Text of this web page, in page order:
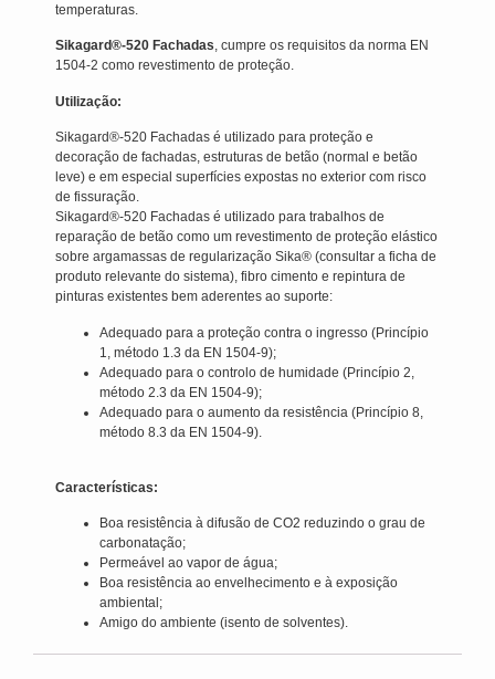
temperaturas.
Sikagard®-520 Fachadas, cumpre os requisitos da norma EN
1504-2 como revestimento de proteção.
Utilização:
Sikagard®-520 Fachadas é utilizado para proteção e
decoração de fachadas, estruturas de betão (normal e betão
leve) e em especial superfícies expostas no exterior com risco
de fissuração.
Sikagard®-520 Fachadas é utilizado para trabalhos de
reparação de betão como um revestimento de proteção elástico
sobre argamassas de regularização Sika® (consultar a ficha de
produto relevante do sistema), fibro cimento e repintura de
pinturas existentes bem aderentes ao suporte:
Adequado para a proteção contra o ingresso (Princípio
1, método 1.3 da EN 1504-9);
Adequado para o controlo de humidade (Princípio 2,
método 2.3 da EN 1504-9);
Adequado para o aumento da resistência (Princípio 8,
método 8.3 da EN 1504-9).
Características:
Boa resistência à difusão de CO2 reduzindo o grau de
carbonatação;
Permeável ao vapor de água;
Boa resistência ao envelhecimento e à exposição
ambiental;
Amigo do ambiente (isento de solventes).